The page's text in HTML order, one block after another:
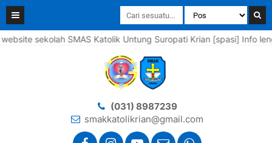
SMAS Katolik Untung Suropati Krian [spasi] Info
(031) 8987239
smakkatolikrian@gmail.com